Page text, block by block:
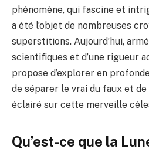
phénomène, qui fascine et
a été l’objet de nombreuses
superstitions. Aujourd’hui,
scientifiques et d’une rigueur
propose d’explorer en
de séparer le vrai du faux et
éclairé sur cette merveille
Qu’est-ce que la